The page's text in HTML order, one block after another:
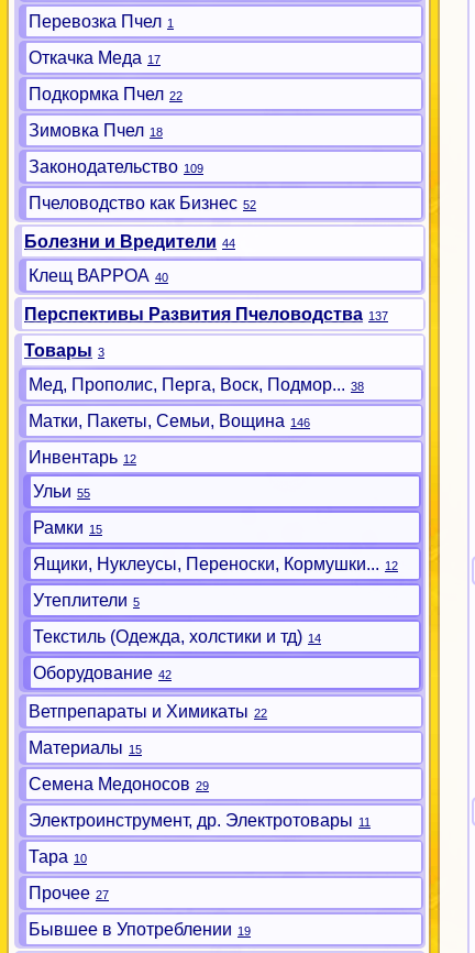
Перевозка Пчел 1
Откачка Меда 17
Подкормка Пчел 22
Зимовка Пчел 18
Законодательство 109
Пчеловодство как Бизнес 52
Болезни и Вредители 44
Клещ ВАРРОА 40
Перспективы Развития Пчеловодства 137
Товары 3
Мед, Прополис, Перга, Воск, Подмор... 38
Матки, Пакеты, Семьи, Вощина 146
Инвентарь 12
Ульи 55
Рамки 15
Ящики, Нуклеусы, Переноски, Кормушки... 12
Утеплители 5
Текстиль (Одежда, холстики и тд) 14
Оборудование 42
Ветпрепараты и Химикаты 22
Материалы 15
Семена Медоносов 29
Электроинструмент, др. Электротовары 11
Тара 10
Прочее 27
Бывшее в Употреблении 19